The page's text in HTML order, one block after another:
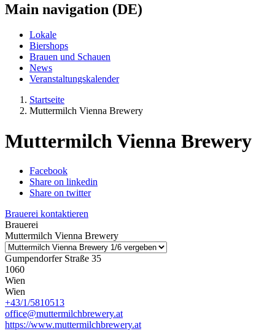
Main navigation (DE)
Lokale
Biershops
Brauen und Schauen
News
Veranstaltungskalender
Startseite
Muttermilch Vienna Brewery
Muttermilch Vienna Brewery
Facebook
Share on linkedin
Share on twitter
Brauerei kontaktieren
Brauerei
Muttermilch Vienna Brewery
Gumpendorfer Straße 35
1060
Wien
Wien
+43/1/5810513
office@muttermilchbrewery.at
https://www.muttermilchbrewery.at